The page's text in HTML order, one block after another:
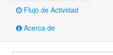
Flujo de Actividad
Acerca de